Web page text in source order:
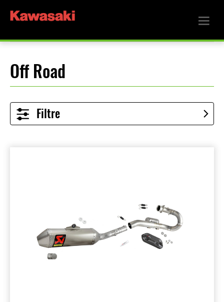
Off Road
Filtre